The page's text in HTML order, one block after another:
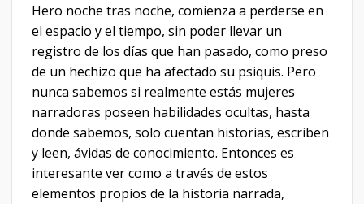
Hero noche tras noche, comienza a perderse en
el espacio y el tiempo, sin poder llevar un
registro de los días que han pasado, como preso
de un hechizo que ha afectado su psiquis. Pero
nunca sabemos si realmente estás mujeres
narradoras poseen habilidades ocultas, hasta
donde sabemos, solo cuentan historias, escriben
y leen, ávidas de conocimiento. Entonces es
interesante ver como a través de estos
elementos propios de la historia narrada,